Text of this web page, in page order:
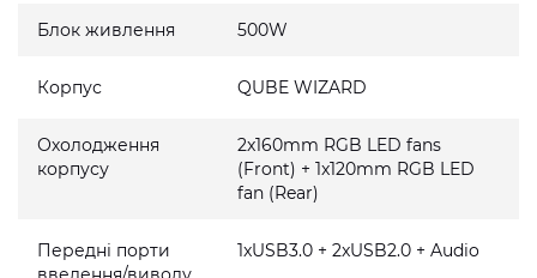
Блок живлення 500W
Корпус QUBE WIZARD
Охолодження
корпусу
2x160mm RGB LED fans
(Front) + 1x120mm RGB LED
fan (Rear)
Передні порти
1xUSB3.0 + 2xUSB2.0 + Audio